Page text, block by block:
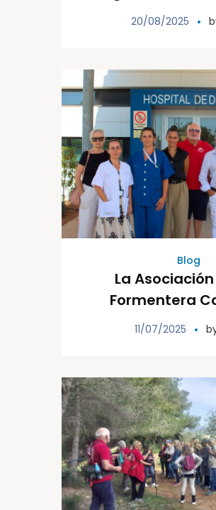
at the Beach’
película
20/08/2025
Blog
La
Formentera
Cáncer, IFCC,
sillones para
Hospital Can
11/07/2025